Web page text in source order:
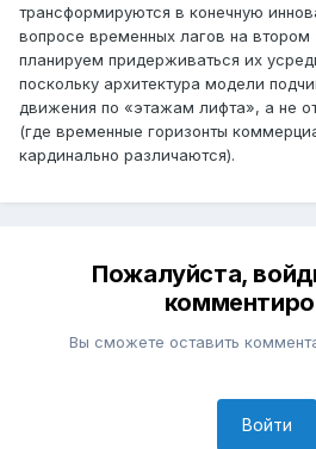
трансформируются в конечную
вопросе временных лагов на
планируем придерживаться их
поскольку архитектура модели
движения по «этажам лифта», а не
(где временные горизонты
кардинально различаются).
Пожалуйста,
Вы сможете оставить
Войти